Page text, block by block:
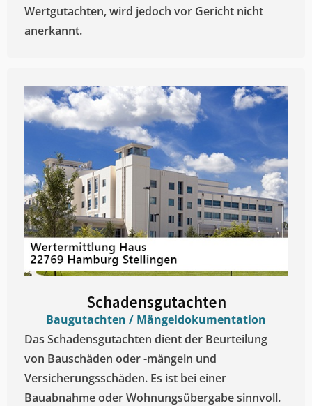
Wertgutachten, wird jedoch vor Gericht nicht
anerkannt.
Schadensgutachten
Baugutachten / Mängeldokumentation
Das Schadensgutachten dient der Beurteilung
von Bauschäden oder -mängeln und
Versicherungsschäden. Es ist bei einer
Bauabnahme oder Wohnungsübergabe sinnvoll.